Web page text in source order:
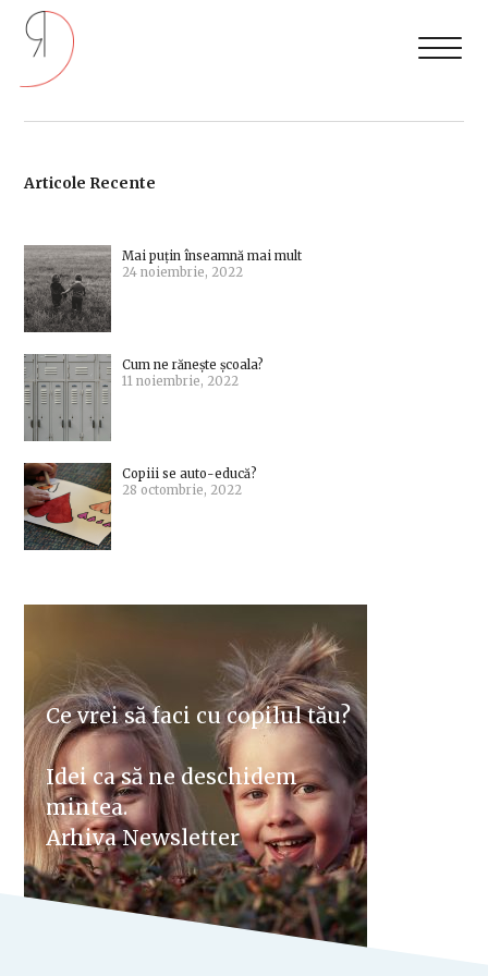
Articole Recente
Mai puțin înseamnă mai mult
24 noiembrie, 2022
Cum ne rănește școala?
11 noiembrie, 2022
Copiii se auto-educă?
28 octombrie, 2022
Ce vrei să faci cu copilul tău?
Idei ca să ne deschidem
mintea.
Arhiva Newsletter